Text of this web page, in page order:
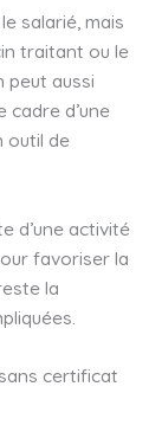
salarié, mais
traitant ou le
peut aussi
d’une
outil de
d’une activité
favoriser la
la
certificat